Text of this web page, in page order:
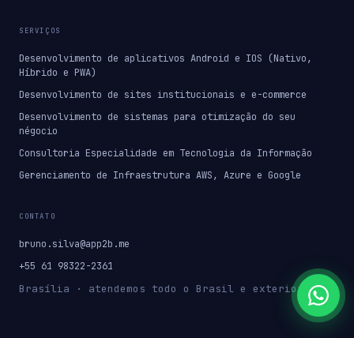
SERVIÇOS
Desenvolvimento de aplicativos Android e IOS (Nativo,
Híbrido e PWA)
Desenvolvimento de sites institucionais e e-commerce
Desenvolvimento de sistemas para otimização do seu
négocio
Consultoria Especialidade em Tecnologia da Informação
Gerenciamento de Infraestrutura AWS, Azure e Google
CONTATO
bruno.silva@app2b.me
+55 61 98322-2361
Brasília · atendemos todo o Brasil e exterior